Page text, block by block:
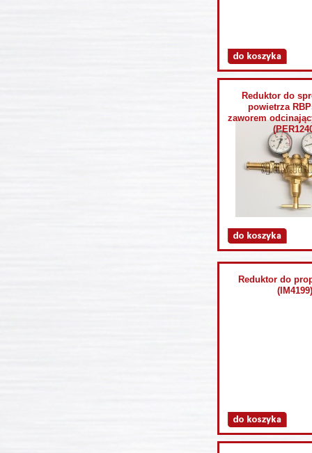
Reduktor do
powietrza
zaworem
Reduktor do
(IM4199)